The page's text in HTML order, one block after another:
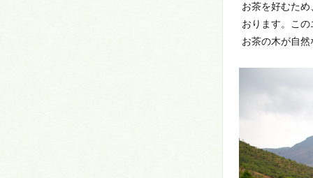
お茶を好むた
おります。こ
お茶の木が自